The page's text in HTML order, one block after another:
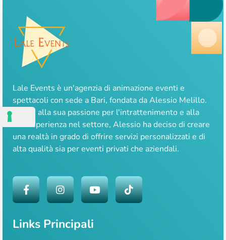
Lale Events è un'agenzia di animazione eventi e
spettacoli con sede a Bari, fondata da Alessio Melillo.
Grazie alla sua passione per l'intrattenimento e alla
sua esperienza nel settore, Alessio ha deciso di creare
una realtà in grado di offrire servizi personalizzati e di
alta qualità sia per eventi privati che aziendali.
Links Principali